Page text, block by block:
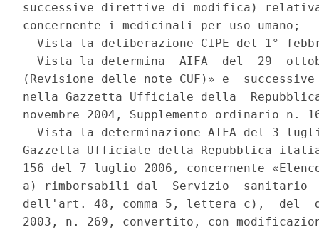
successive direttive di modifica)
concernente i medicinali per uso umano;
Vista la deliberazione CIPE del 1°
Vista la determina  AIFA  del  29
(Revisione delle note CUF)» e
nella Gazzetta Ufficiale della
novembre 2004, Supplemento ordinario n.
Vista la determinazione AIFA del 3
Gazzetta Ufficiale della Repubblica
156 del 7 luglio 2006, concernente
a) rimborsabili dal  Servizio  sanitario
dell'art. 48, comma 5, lettera c),  del
2003, n. 269, convertito, con